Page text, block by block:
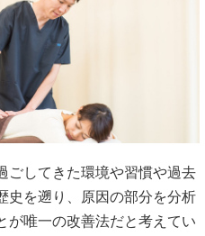
ごしてきた環境や習慣や過去
史を遡り、原因の部分を分析
が唯一の改善法だと考えてい